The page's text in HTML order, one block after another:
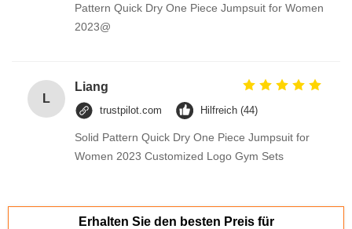
Pattern Quick Dry One Piece Jumpsuit for Women
2023@
L
Liang
trustpilot.com Hilfreich (44)
Solid Pattern Quick Dry One Piece Jumpsuit for
Women 2023 Customized Logo Gym Sets
Erhalten Sie den besten Preis für